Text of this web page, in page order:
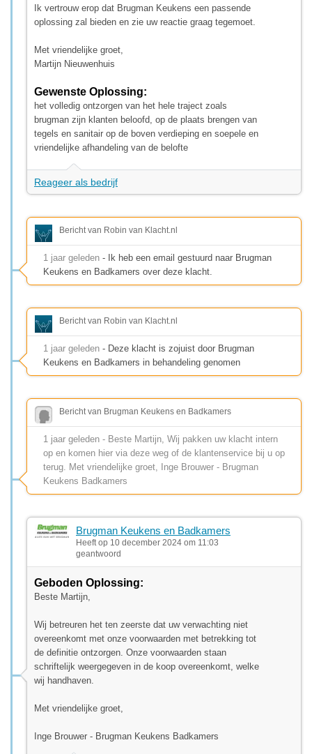
Ik vertrouw erop dat Brugman Keukens een passende
oplossing zal bieden en zie uw reactie graag tegemoet.
Met vriendelijke groet,
Martijn Nieuwenhuis
Gewenste Oplossing:
het volledig ontzorgen van het hele traject zoals
brugman zijn klanten beloofd, op de plaats brengen van
tegels en sanitair op de boven verdieping en soepele en
vriendelijke afhandeling van de belofte
Reageer als bedrijf
Bericht van Robin van Klacht.nl
1 jaar geleden - Ik heb een email gestuurd naar Brugman
Keukens en Badkamers over deze klacht.
Bericht van Robin van Klacht.nl
1 jaar geleden - Deze klacht is zojuist door Brugman
Keukens en Badkamers in behandeling genomen
Bericht van Brugman Keukens en Badkamers
1 jaar geleden - Beste Martijn, Wij pakken uw klacht intern
op en komen hier via deze weg of de klantenservice bij u op
terug. Met vriendelijke groet, Inge Brouwer - Brugman
Keukens Badkamers
Brugman Keukens en Badkamers
Heeft op 10 december 2024 om 11:03
geantwoord
Geboden Oplossing:
Beste Martijn,
Wij betreuren het ten zeerste dat uw verwachting niet
overeenkomt met onze voorwaarden met betrekking tot
de definitie ontzorgen. Onze voorwaarden staan
schriftelijk weergegeven in de koop overeenkomt, welke
wij handhaven.
Met vriendelijke groet,
Inge Brouwer - Brugman Keukens Badkamers